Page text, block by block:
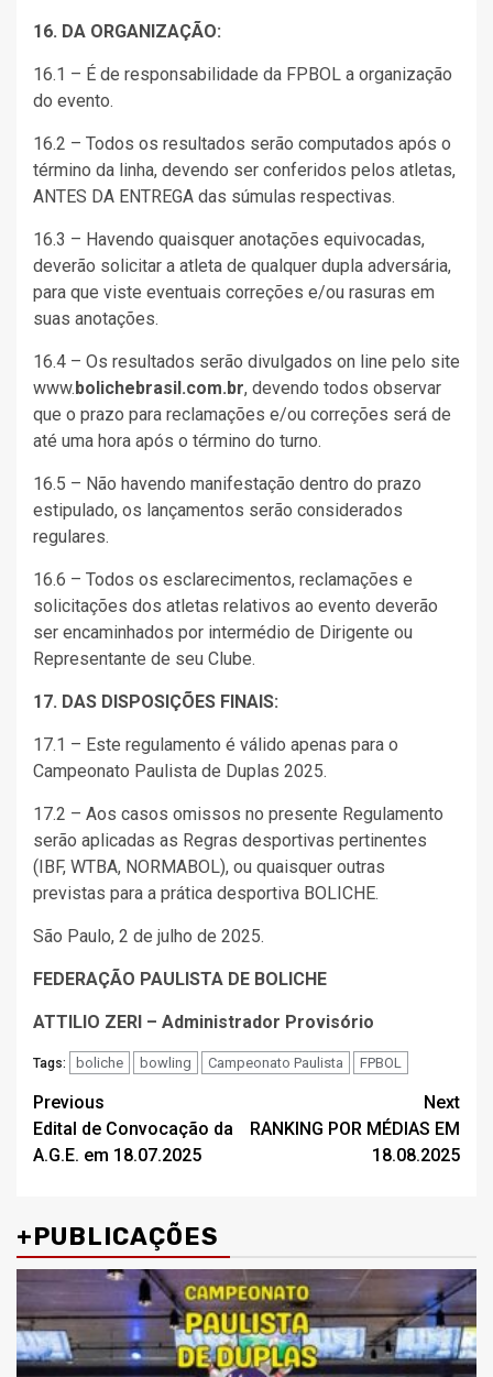
16. DA ORGANIZAÇÃO:
16.1 – É de responsabilidade da FPBOL a organização
do evento.
16.2 – Todos os resultados serão computados após o
término da linha, devendo ser conferidos pelos atletas,
ANTES DA ENTREGA das súmulas respectivas.
16.3 – Havendo quaisquer anotações equivocadas,
deverão solicitar a atleta de qualquer dupla adversária,
para que viste eventuais correções e/ou rasuras em
suas anotações.
16.4 – Os resultados serão divulgados on line pelo site
www.bolichebrasil.com.br, devendo todos observar
que o prazo para reclamações e/ou correções será de
até uma hora após o término do turno.
16.5 – Não havendo manifestação dentro do prazo
estipulado, os lançamentos serão considerados
regulares.
16.6 – Todos os esclarecimentos, reclamações e
solicitações dos atletas relativos ao evento deverão
ser encaminhados por intermédio de Dirigente ou
Representante de seu Clube.
17. DAS DISPOSIÇÕES FINAIS:
17.1 – Este regulamento é válido apenas para o
Campeonato Paulista de Duplas 2025.
17.2 – Aos casos omissos no presente Regulamento
serão aplicadas as Regras desportivas pertinentes
(IBF, WTBA, NORMABOL), ou quaisquer outras
previstas para a prática desportiva BOLICHE.
São Paulo, 2 de julho de 2025.
FEDERAÇÃO PAULISTA DE BOLICHE
ATTILIO ZERI – Administrador Provisório
Tags: boliche bowling Campeonato Paulista FPBOL
Post
navigation
Previous
Edital de Convocação da
A.G.E. em 18.07.2025
Next
RANKING POR MÉDIAS EM
18.08.2025
+PUBLICAÇÕES